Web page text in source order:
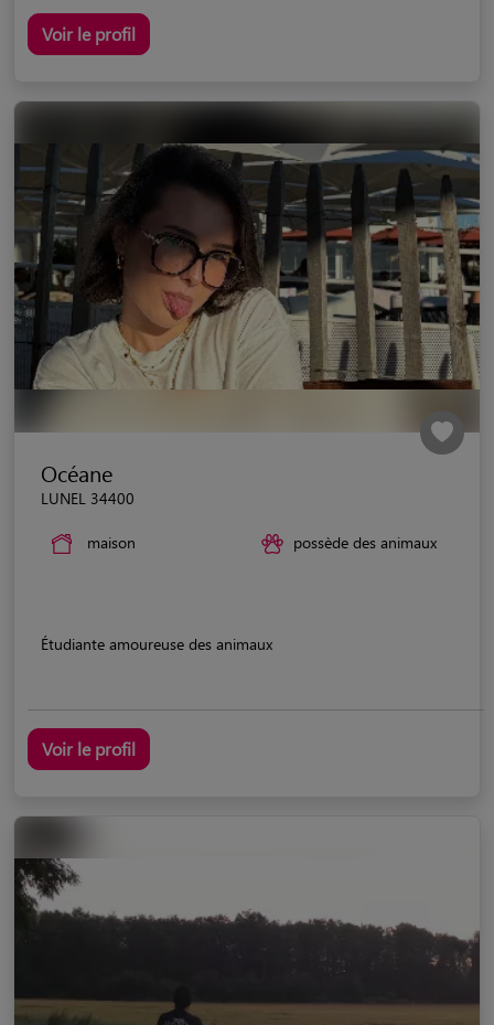
Voir le profil
Océane
LUNEL 34400
maison possède des animaux
Étudiante amoureuse des animaux
Voir le profil